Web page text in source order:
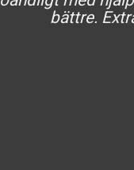
bättre.